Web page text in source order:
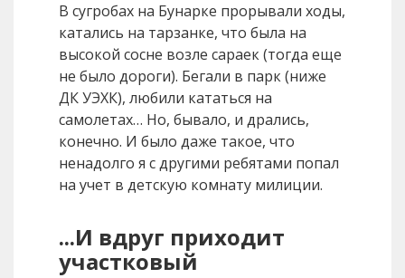
В сугробах на Бунарке прорывали ходы,
катались на тарзанке, что была на
высокой сосне возле сараек (тогда еще
не было дороги). Бегали в парк (ниже
ДК УЭХК), любили кататься на
самолетах… Но, бывало, и дрались,
конечно. И было даже такое, что
ненадолго я с другими ребятами попал
на учет в детскую комнату милиции.
...И вдруг приходит
участковый